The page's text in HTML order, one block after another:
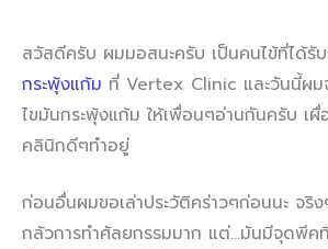
สวัสดีครับ ผมมอสนะครับ เป็นคนไข้ที่ได้รั
กระพุ้งแก้ม ที่ Vertex Clinic และวันนี้ผม
ไขมันกระพุ้งแก้ม ให้เพื่อนๆอ่านกันครับ เผื่
คลินิกดีๆทำอยู่
ก่อนอื่นผมขอเล่าประวัติคร่าวๆก่อนนะ จริ
กลัวการทำศัลยกรรมมาก แต่…มันมีจุดพีค